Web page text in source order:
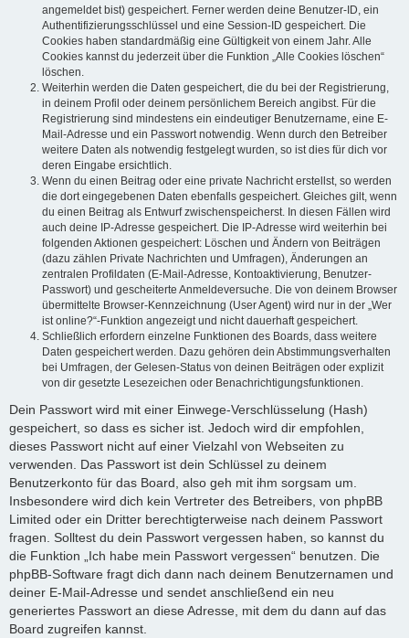
angemeldet bist) gespeichert. Ferner werden deine Benutzer-ID, ein
Authentifizierungsschlüssel und eine Session-ID gespeichert. Die
Cookies haben standardmäßig eine Gültigkeit von einem Jahr. Alle
Cookies kannst du jederzeit über die Funktion „Alle Cookies löschen“
löschen.
Weiterhin werden die Daten gespeichert, die du bei der Registrierung,
in deinem Profil oder deinem persönlichem Bereich angibst. Für die
Registrierung sind mindestens ein eindeutiger Benutzername, eine E-
Mail-Adresse und ein Passwort notwendig. Wenn durch den Betreiber
weitere Daten als notwendig festgelegt wurden, so ist dies für dich vor
deren Eingabe ersichtlich.
Wenn du einen Beitrag oder eine private Nachricht erstellst, so werden
die dort eingegebenen Daten ebenfalls gespeichert. Gleiches gilt, wenn
du einen Beitrag als Entwurf zwischenspeicherst. In diesen Fällen wird
auch deine IP-Adresse gespeichert. Die IP-Adresse wird weiterhin bei
folgenden Aktionen gespeichert: Löschen und Ändern von Beiträgen
(dazu zählen Private Nachrichten und Umfragen), Änderungen an
zentralen Profildaten (E-Mail-Adresse, Kontoaktivierung, Benutzer-
Passwort) und gescheiterte Anmeldeversuche. Die von deinem Browser
übermittelte Browser-Kennzeichnung (User Agent) wird nur in der „Wer
ist online?“-Funktion angezeigt und nicht dauerhaft gespeichert.
Schließlich erfordern einzelne Funktionen des Boards, dass weitere
Daten gespeichert werden. Dazu gehören dein Abstimmungsverhalten
bei Umfragen, der Gelesen-Status von deinen Beiträgen oder explizit
von dir gesetzte Lesezeichen oder Benachrichtigungsfunktionen.
Dein Passwort wird mit einer Einwege-Verschlüsselung (Hash)
gespeichert, so dass es sicher ist. Jedoch wird dir empfohlen,
dieses Passwort nicht auf einer Vielzahl von Webseiten zu
verwenden. Das Passwort ist dein Schlüssel zu deinem
Benutzerkonto für das Board, also geh mit ihm sorgsam um.
Insbesondere wird dich kein Vertreter des Betreibers, von phpBB
Limited oder ein Dritter berechtigterweise nach deinem Passwort
fragen. Solltest du dein Passwort vergessen haben, so kannst du
die Funktion „Ich habe mein Passwort vergessen“ benutzen. Die
phpBB-Software fragt dich dann nach deinem Benutzernamen und
deiner E-Mail-Adresse und sendet anschließend ein neu
generiertes Passwort an diese Adresse, mit dem du dann auf das
Board zugreifen kannst.